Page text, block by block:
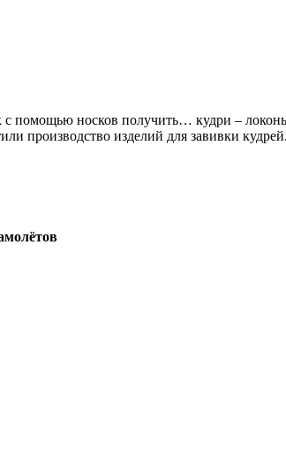
с помощью носков получить… кудри –
производство изделий для завивки